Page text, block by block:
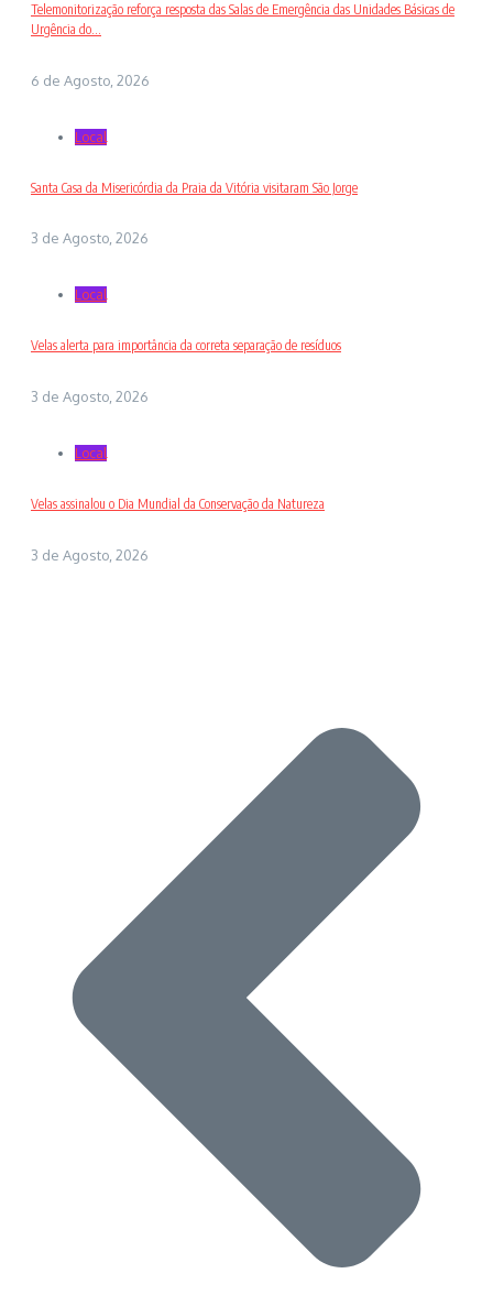
Telemonitorização reforça resposta das Salas de Emergência das Unidades Básicas de
Urgência do...
6 de Agosto, 2026
Local
Santa Casa da Misericórdia da Praia da Vitória visitaram São Jorge
3 de Agosto, 2026
Local
Velas alerta para importância da correta separação de resíduos
3 de Agosto, 2026
Local
Velas assinalou o Dia Mundial da Conservação da Natureza
3 de Agosto, 2026